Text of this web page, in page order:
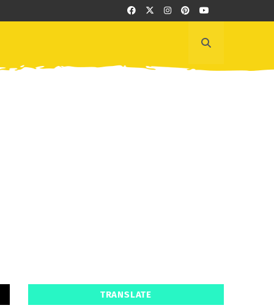
TRANSLATE